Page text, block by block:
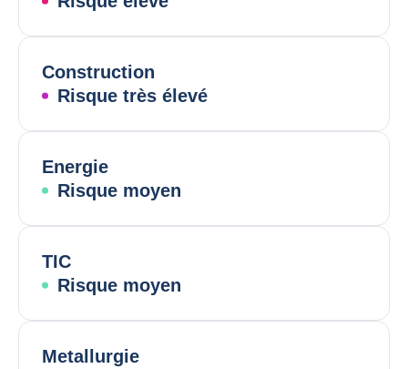
Construction
Risque très élevé
Energie
Risque moyen
TIC
Risque moyen
Metallurgie